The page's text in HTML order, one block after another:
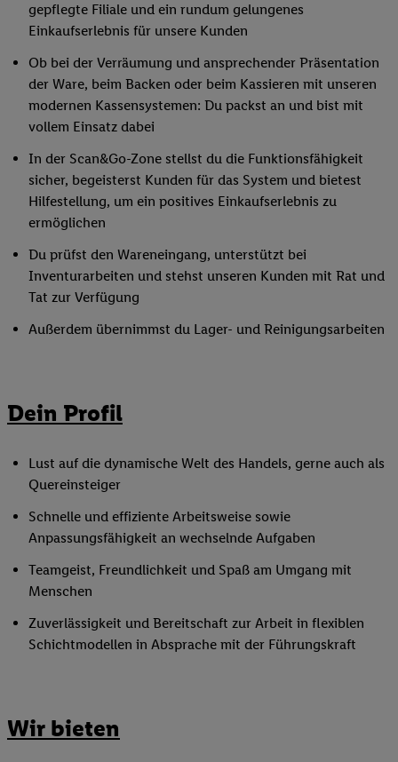
gepflegte Filiale und ein rundum gelungenes
Einkaufserlebnis für unsere Kunden
Ob bei der Verräumung und ansprechender Präsentation
der Ware, beim Backen oder beim Kassieren mit unseren
modernen Kassensystemen: Du packst an und bist mit
vollem Einsatz dabei
In der Scan&Go-Zone stellst du die Funktionsfähigkeit
sicher, begeisterst Kunden für das System und bietest
Hilfestellung, um ein positives Einkaufserlebnis zu
ermöglichen
Du prüfst den Wareneingang, unterstützt bei
Inventurarbeiten und stehst unseren Kunden mit Rat und
Tat zur Verfügung
Außerdem übernimmst du Lager- und Reinigungsarbeiten
Dein Profil
Lust auf die dynamische Welt des Handels, gerne auch als
Quereinsteiger
Schnelle und effiziente Arbeitsweise sowie
Anpassungsfähigkeit an wechselnde Aufgaben
Teamgeist, Freundlichkeit und Spaß am Umgang mit
Menschen
Zuverlässigkeit und Bereitschaft zur Arbeit in flexiblen
Schichtmodellen in Absprache mit der Führungskraft
Wir bieten